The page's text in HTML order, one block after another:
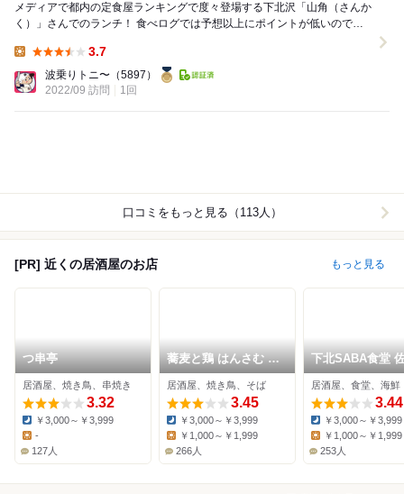
メディアで都内の定食屋ランキングで度々登場する下北沢「山角（さんか
く）」さんでのランチ！ 食べログでは予想以上にポイントが低いのです
3.7
波乗りトニ〜 （5897）
2022/09 訪問
1回
口コミをもっと見る（113人）
[PR] 近くの居酒屋のお店 もっと見る
つ串亭
居酒屋、焼き鳥、串焼き
3.32
Dinner:
￥3,000～￥3,999
-
127人
蕎麦と鶏 はんさむ 下
北沢
居酒屋、焼き鳥、そば
3.45
Dinner:
￥3,000～￥3,999
￥1,000～￥1,999
266人
下北SABA食堂
酒場
居酒屋、食堂、海鮮
3.44
Dinner:
￥3,000～￥3,999
￥1,000～￥1,999
253人